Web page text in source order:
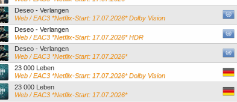
Deseo - Verlangen
Web / EAC3 *Netflix-Start: 17.07.2026* Dolby Vision
Deseo - Verlangen
Web / EAC3 *Netflix-Start: 17.07.2026* HDR
Deseo - Verlangen
Web / EAC3 *Netflix-Start: 17.07.2026*
23 000 Leben
Web / EAC3 *Netflix-Start: 17.07.2026* Dolby Vision
23 000 Leben
Web / EAC3 *Netflix-Start: 17.07.2026*